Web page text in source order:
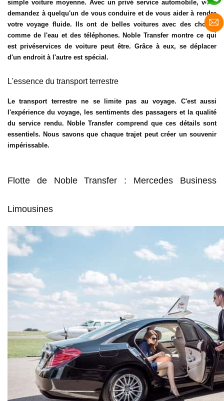
simple voiture moyenne. Avec un privéservice automobile, vous
demandez à quelqu'un de vous conduire et de vous aider à rendre
votre voyage fluide. Ils ont de belles voitures avec des choses
comme de l'eau et des téléphones. Noble Transfer montre ce qui
est privéservices de voiture peut être. Grâce à eux, se déplacer
d'un endroit à l'autre est spécial.
L'essence du transport terrestre
Le transport terrestre ne se limite pas au voyage. C'est aussi
l'expérience du voyage, les sentiments des passagers et la qualité
du service rendu. Noble Transfer comprend que ces détails sont
essentiels. Nous savons que chaque trajet peut créer un souvenir
impérissable.
Flotte de Noble Transfer : Mercedes Business
Limousines